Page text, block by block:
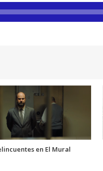
en El Mural